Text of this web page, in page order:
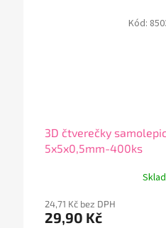
3D čtverečky
5x5x0,5mm-400ks
24,71 Kč bez DPH
29,90 Kč
Kód: